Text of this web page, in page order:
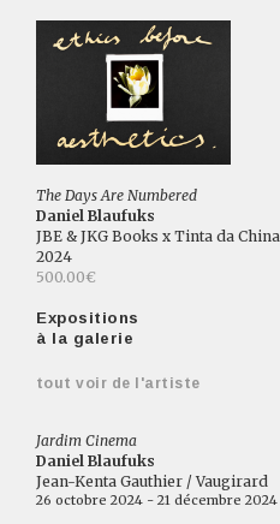
The Days Are Numbered
Daniel Blaufuks
JBE & JKG Books x Tinta da China
2024
500.00€
Expositions
à la galerie
tout voir de l'artiste
Jardim Cinema
Daniel Blaufuks
Jean-Kenta Gauthier / Vaugirard
26 octobre 2024 - 21 décembre 2024